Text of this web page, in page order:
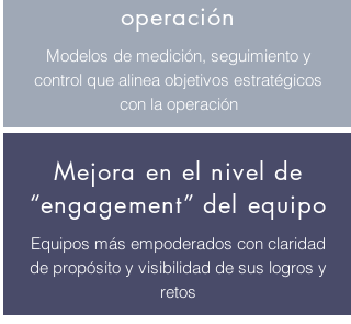
operación
Modelos de medición, seguimiento y
control que alinea objetivos estratégicos
con la operación
Mejora en el nivel de
“engagement” del equipo
Equipos más empoderados con claridad
de propósito y visibilidad de sus logros y
retos